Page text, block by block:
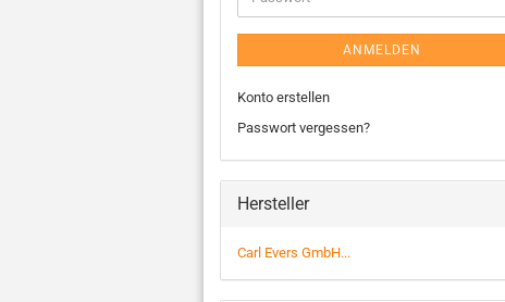
ANMELDEN
Konto erstellen
Passwort vergessen?
Hersteller
Carl Evers GmbH...